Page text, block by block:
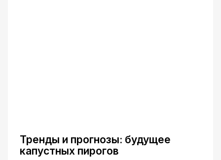
Тренды и прогнозы: будущее
капустных пирогов